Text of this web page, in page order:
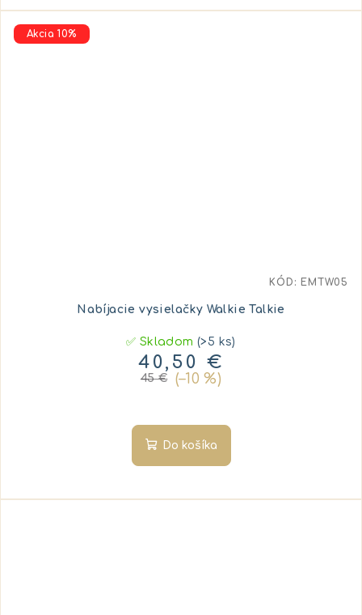
Akcia 10%
Nabíjacie vysielačky Walkie Talkie
✅ Skladom(>5 ks)
40,50 €
45 € (–10 %)
Do košíka
KÓD: EMTW05